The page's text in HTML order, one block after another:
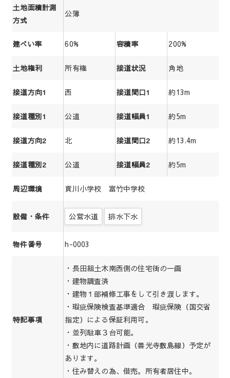
土地面積計測
方式
公簿
建ぺい率 60% 容積率 200%
土地権利 所有権 接道状況 角地
接道方向1 西 接道間口1 約13m
接道種別1 公道 接道幅員1 約5m
接道方向2 北 接道間口2 約13.4m
接道種別2 公道 接道幅員2 約5m
周辺環境 貢川小学校 富竹中学校
設備・条件 公営水道 排水下水
物件番号 h-0003
特記事項
・長田組土木南西側の住宅街の一画
・建物調査済
・建物１部補修工事をして引き渡します。
・瑕疵保険検査基準適合 瑕疵保険（国交省
指定）による保証利用可。
・並列駐車３台可能。
・敷地内に道路計画（善光寺敷島線）予定が
あります。
・住み替えの為、借売。所有者居住中。